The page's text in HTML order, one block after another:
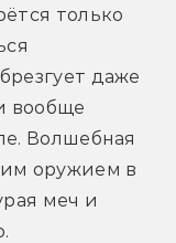
только
даже
вообще
Волшебная
оружием в
меч и